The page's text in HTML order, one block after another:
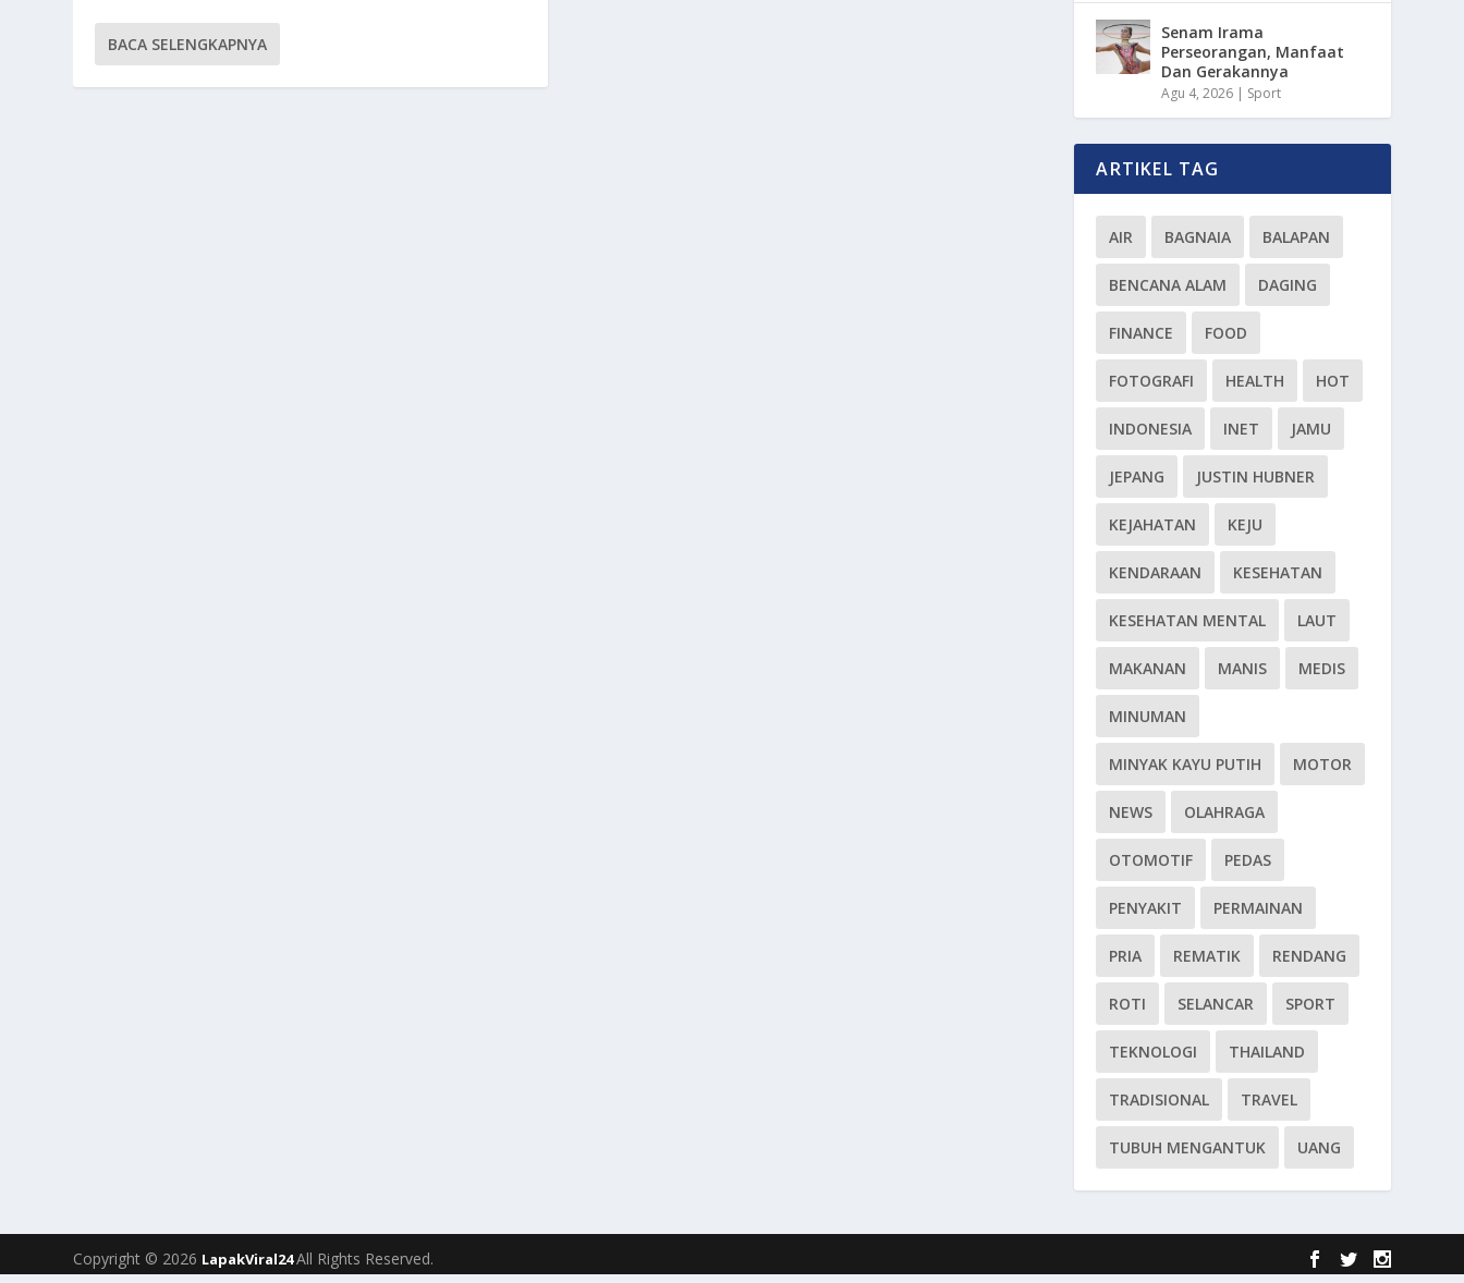
BACA SELENGKAPNYA
Senam Irama
Perseorangan, Manfaat
Dan Gerakannya
Agu 4, 2026 | Sport
ARTIKEL TAG
AIR BAGNAIA BALAPAN
BENCANA ALAM DAGING
FINANCE FOOD
FOTOGRAFI HEALTH HOT
INDONESIA INET JAMU
JEPANG JUSTIN HUBNER
KEJAHATAN KEJU
KENDARAAN KESEHATAN
KESEHATAN MENTAL LAUT
MAKANAN MANIS MEDIS
MINUMAN
MINYAK KAYU PUTIH MOTOR
NEWS OLAHRAGA
OTOMOTIF PEDAS
PENYAKIT PERMAINAN
PRIA REMATIK RENDANG
ROTI SELANCAR SPORT
TEKNOLOGI THAILAND
TRADISIONAL TRAVEL
TUBUH MENGANTUK UANG
Copyright © 2026 LapakViral24All Rights Reserved.